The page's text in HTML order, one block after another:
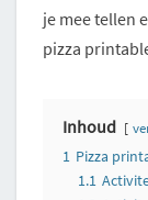
je mee tellen
pizza
Inhoud
1 Pizza
1.1